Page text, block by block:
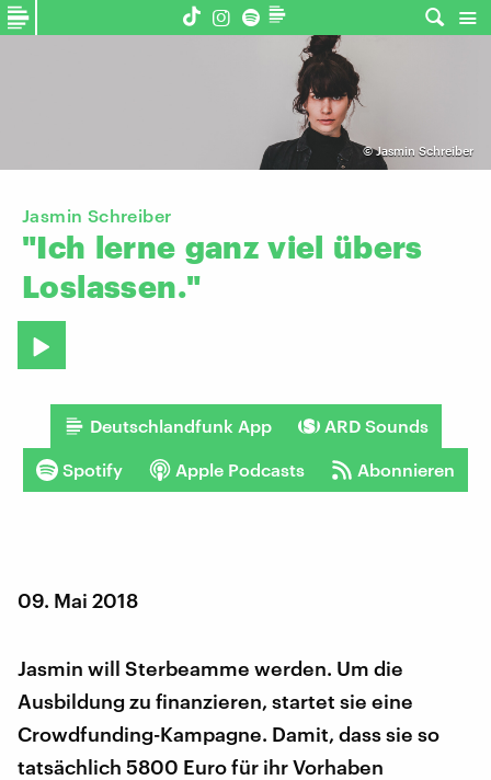
©Jasmin Schreiber
Jasmin Schreiber
"Ich lerne ganz viel übers
Loslassen."
Deutschlandfunk App ARD Sounds
Spotify Apple Podcasts Abonnieren
09. Mai 2018
Jasmin will Sterbeamme werden. Um die
Ausbildung zu finanzieren, startet sie eine
Crowdfunding-Kampagne. Damit, dass sie so
tatsächlich 5800 Euro für ihr Vorhaben